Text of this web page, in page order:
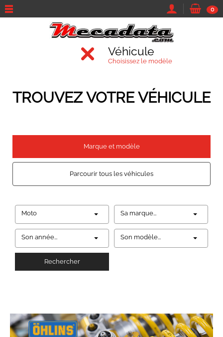
0
Véhicule
Choisissez le modèle
TROUVEZ VOTRE VÉHICULE
Marque et modèle
Parcourir tous les véhicules
Moto Sa marque...
Son année... Son modèle...
Rechercher